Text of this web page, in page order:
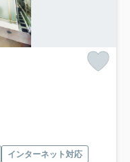
インターネット対応